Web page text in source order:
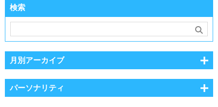
検索
月別アーカイブ
パーソナリティ